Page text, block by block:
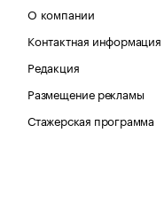
О компании
Контактная информация
Редакция
Размещение рекламы
Стажерская программа